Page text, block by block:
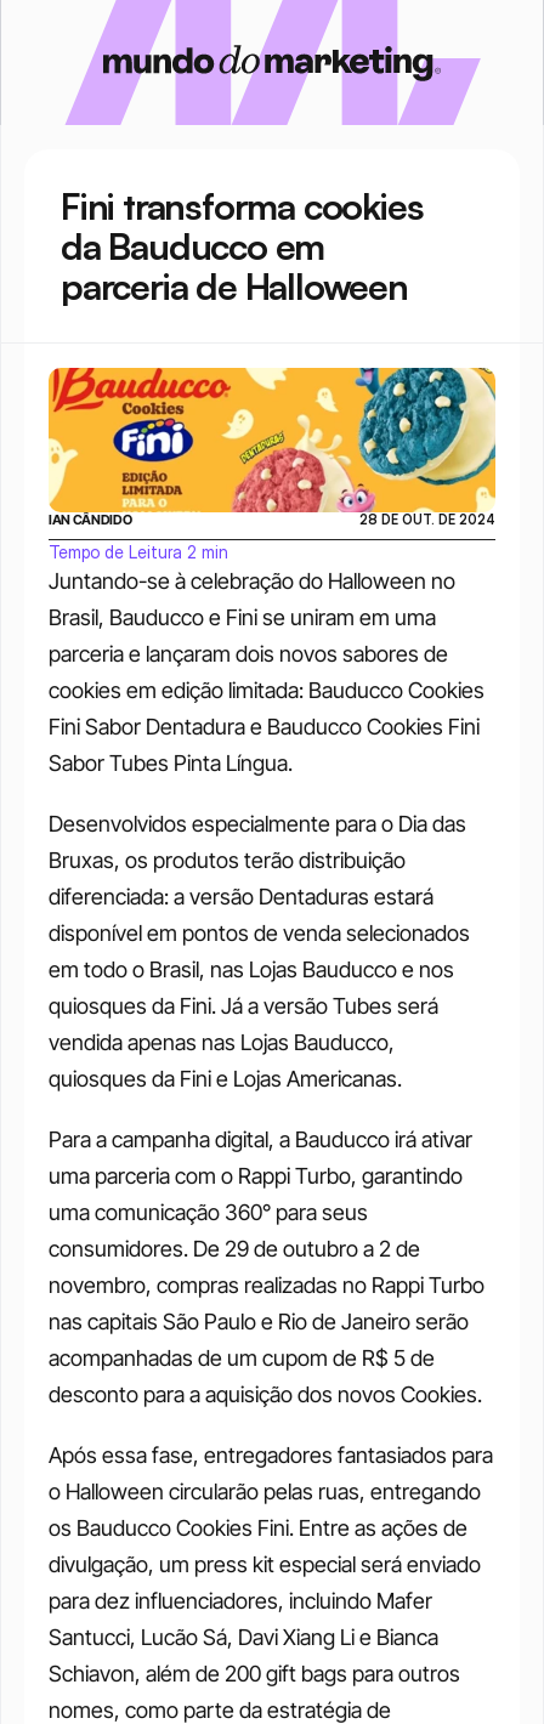
Fini transforma cookies
da Bauducco em
parceria de Halloween
Juntando-se à celebração do Halloween no
Brasil, Bauducco e Fini se uniram em uma
parceria e lançaram dois novos sabores de
cookies em edição limitada: Bauducco Cookies
Fini Sabor Dentadura e Bauducco Cookies Fini
Sabor Tubes Pinta Língua.
Desenvolvidos especialmente para o Dia das
Bruxas, os produtos terão distribuição
diferenciada: a versão Dentaduras estará
disponível em pontos de venda selecionados
em todo o Brasil, nas Lojas Bauducco e nos
quiosques da Fini. Já a versão Tubes será
vendida apenas nas Lojas Bauducco,
quiosques da Fini e Lojas Americanas.
Para a campanha digital, a Bauducco irá ativar
uma parceria com o Rappi Turbo, garantindo
uma comunicação 360° para seus
consumidores. De 29 de outubro a 2 de
novembro, compras realizadas no Rappi Turbo
nas capitais São Paulo e Rio de Janeiro serão
acompanhadas de um cupom de R$ 5 de
desconto para a aquisição dos novos Cookies.
Após essa fase, entregadores fantasiados para
o Halloween circularão pelas ruas, entregando
os Bauducco Cookies Fini. Entre as ações de
divulgação, um press kit especial será enviado
para dez influenciadores, incluindo Mafer
Santucci, Lucão Sá, Davi Xiang Li e Bianca
Schiavon, além de 200 gift bags para outros
nomes, como parte da estratégia de
IAN CÂNDIDO 28 DE OUT. DE 2024
Tempo de Leitura 2 min